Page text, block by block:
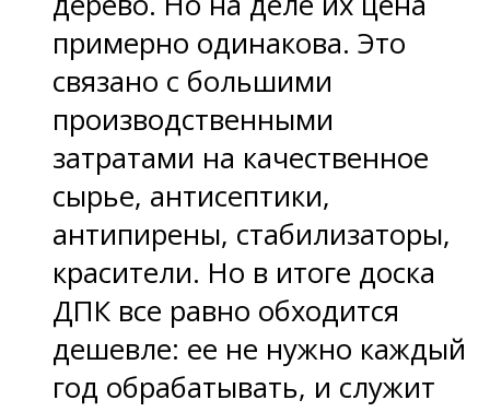
примерно одинакова. Это
связано с большими
производственными
затратами на качественное
сырье, антисептики,
антипирены, стабилизаторы,
красители. Но в итоге доска
ДПК все равно обходится
дешевле: ее не нужно каждый
год обрабатывать, и служит